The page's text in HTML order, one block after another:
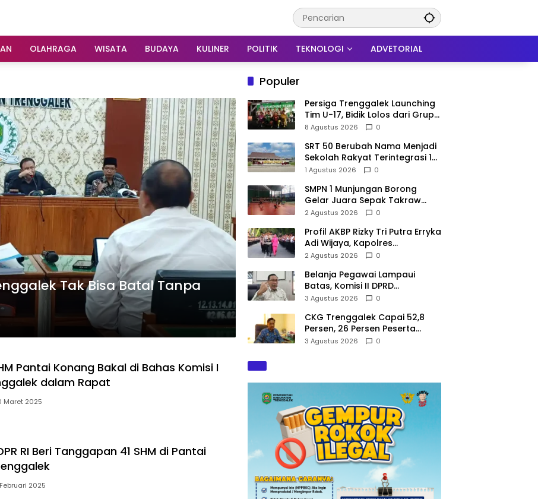
OLAHRAGA WISATA BUDAYA KULINER POLITIK TEKNOLOGI ADVETORIAL
Tak Bisa Batal Tanpa
Pantai Konang Bakal di Bahas Komisi I
dalam Rapat
Maret 2025
RI Beri Tanggapan 41 SHM di Pantai
2025
Populer
Persiga Trenggalek Launching
Tim U-17, Bidik Lolos dari Grup
N Piala Soeratin
8 Agustus 2026 0
SRT 50 Berubah Nama Menjadi
Sekolah Rakyat Terintegrasi 1
Trenggalek, Nomenklatur
1 Agustus 2026 0
SMPN 1 Munjungan Borong
Gelar Juara Sepak Takraw
PHBN Trenggalek 2026, Jadi
2 Agustus 2026 0
Profil AKBP Rizky Tri Putra Erryka
Adi Wijaya, Kapolres
Trenggalek Baru yang Raih
2 Agustus 2026 0
Belanja Pegawai Lampaui
Batas, Komisi II DPRD
Trenggalek Nilai Pemda Salah
3 Agustus 2026 0
CKG Trenggalek Capai 52,8
Persen, 26 Persen Peserta
Berpotensi Alami Masalah
3 Agustus 2026 0